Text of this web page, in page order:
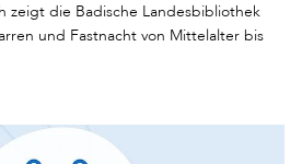
zeigt die Badische Landesbibliothek
und Fastnacht von Mittelalter bis